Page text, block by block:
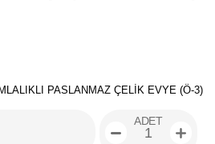
PASLANMAZ ÇELİK EVYE (Ö-3)
ADET